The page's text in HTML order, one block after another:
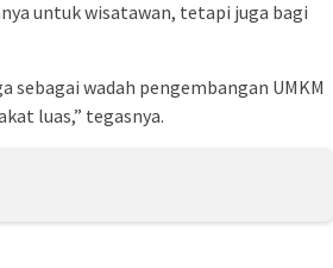
untuk wisatawan, tetapi juga bagi
sebagai wadah pengembangan UMKM
luas,” tegasnya.